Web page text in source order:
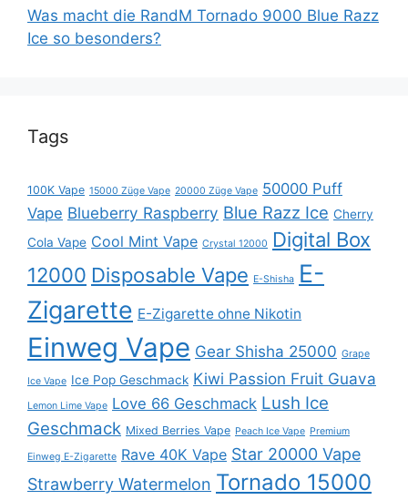
Was macht die RandM Tornado 9000 Blue Razz
Ice so besonders?
Tags
100K Vape 15000 Züge Vape 20000 Züge Vape 50000 Puff
Vape Blueberry Raspberry Blue Razz Ice Cherry
Cola Vape Cool Mint Vape Crystal 12000
Digital Box
12000 Disposable Vape E-Shisha E-
Zigarette E-Zigarette ohne Nikotin
Einweg Vape Gear Shisha 25000 Grape
Ice Vape Ice Pop Geschmack Kiwi Passion Fruit Guava
Lemon Lime Vape Love 66 Geschmack Lush Ice
Geschmack Mixed Berries Vape Peach Ice Vape Premium
Einweg E-Zigarette Rave 40K Vape Star 20000 Vape
Strawberry Watermelon Tornado 15000